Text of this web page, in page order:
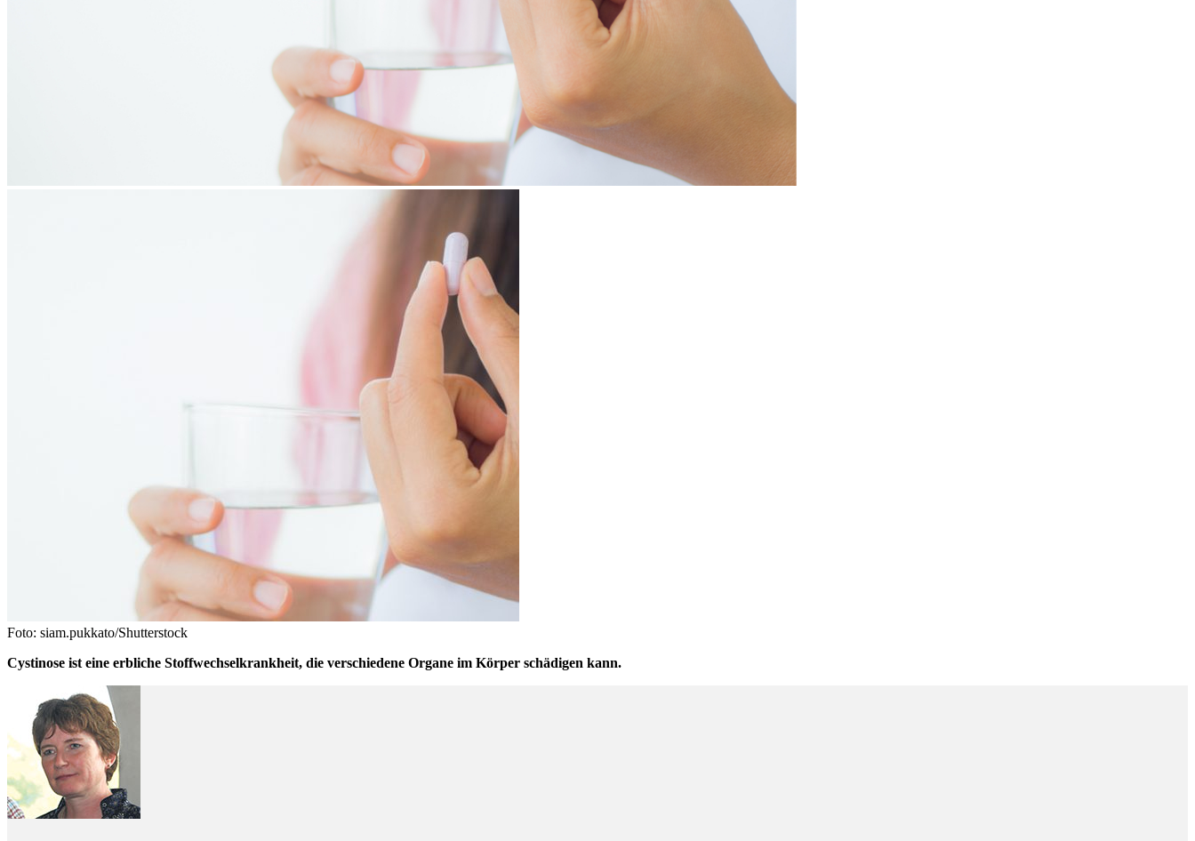
Foto: siam.pukkato/Shutterstock
Cystinose ist eine erbliche Stoffwechselkrankheit, die verschiedene Organe im Körper schädigen kann.